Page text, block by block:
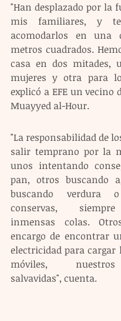
"Han desplazado por la
mis familiares, y
acomodarlos en una
metros cuadrados.
casa en dos mitades,
mujeres y otra para
explicó a EFE un vecino
Muayyed al-Hour.
"La responsabilidad de
salir temprano por la
unos intentando
pan, otros buscando
buscando verdura
conservas,
inmensas colas.
encargo de encontrar
electricidad para cargar
móviles,
salvavidas", cuenta.